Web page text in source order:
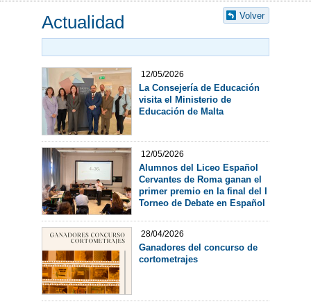
Volver
Actualidad
12/05/2026
La Consejería de Educación
visita el Ministerio de
Educación de Malta
12/05/2026
Alumnos del Liceo Español
Cervantes de Roma ganan el
primer premio en la final del I
Torneo de Debate en Español
28/04/2026
Ganadores del concurso de
cortometrajes